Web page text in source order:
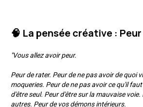
🧠 La pensée créative : Peur
"Vous allez avoir peur.
Peur de rater. Peur de ne pas avoir de quoi
moqueries. Peur de ne pas avoir ce qu'il
d'être seul. Peur d'être sur la mauvaise
autres. Peur de vos démons intérieurs.